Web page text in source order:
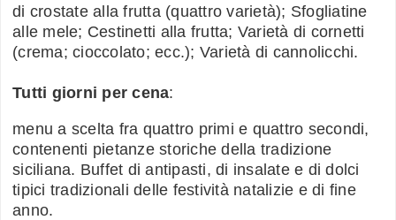
di crostate alla frutta (quattro varietà); Sfogliatine
alle mele; Cestinetti alla frutta; Varietà di cornetti
(crema; cioccolato; ecc.); Varietà di cannolicchi.
Tutti giorni per cena:
menu a scelta fra quattro primi e quattro secondi,
contenenti pietanze storiche della tradizione
siciliana. Buffet di antipasti, di insalate e di dolci
tipici tradizionali delle festività natalizie e di fine
anno.